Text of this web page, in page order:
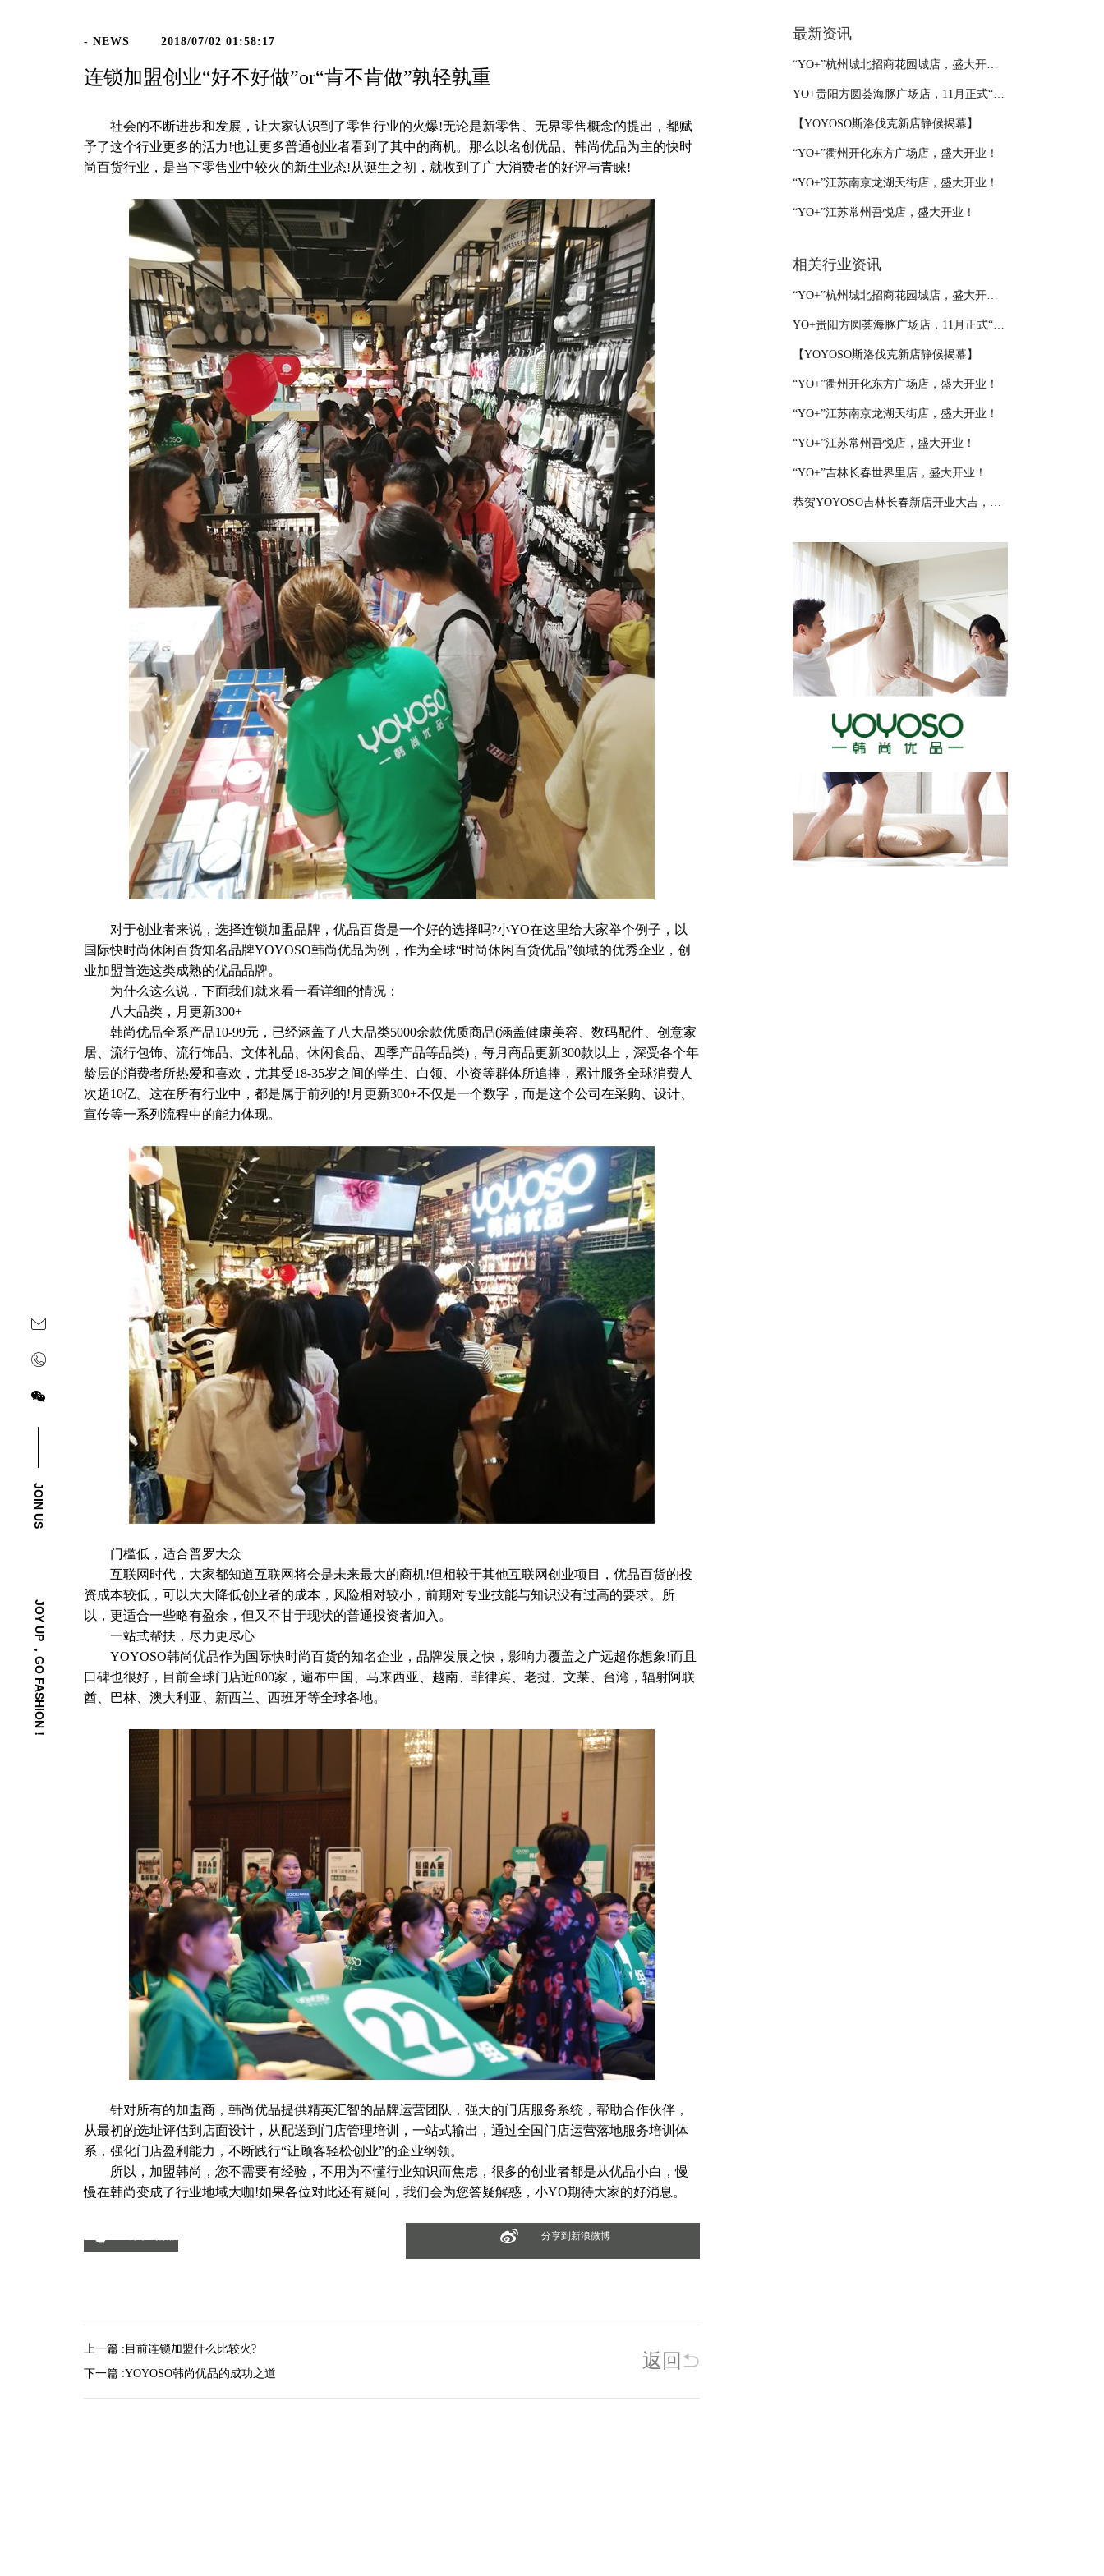
关注yoyoso抖音号
JOIN US
JOY UP ，GO FASHION！
- NEWS 2018/07/02 01:58:17
连锁加盟创业“好不好做”or“肯不肯做”孰轻孰重
社会的不断进步和发展，让大家认识到了零售行业的火爆!无论是新零售、无界零售概念的提出，都赋
予了这个行业更多的活力!也让更多普通创业者看到了其中的商机。那么以名创优品、韩尚优品为主的快时
尚百货行业，是当下零售业中较火的新生业态!从诞生之初，就收到了广大消费者的好评与青睐!
对于创业者来说，选择连锁加盟品牌，优品百货是一个好的选择吗?小YO在这里给大家举个例子，以
国际快时尚休闲百货知名品牌YOYOSO韩尚优品为例，作为全球“时尚休闲百货优品”领域的优秀企业，创
业加盟首选这类成熟的优品品牌。
为什么这么说，下面我们就来看一看详细的情况：
八大品类，月更新300+
韩尚优品全系产品10-99元，已经涵盖了八大品类5000余款优质商品(涵盖健康美容、数码配件、创意家
居、流行包饰、流行饰品、文体礼品、休闲食品、四季产品等品类)，每月商品更新300款以上，深受各个年
龄层的消费者所热爱和喜欢，尤其受18-35岁之间的学生、白领、小资等群体所追捧，累计服务全球消费人
次超10亿。这在所有行业中，都是属于前列的!月更新300+不仅是一个数字，而是这个公司在采购、设计、
宣传等一系列流程中的能力体现。
门槛低，适合普罗大众
互联网时代，大家都知道互联网将会是未来最大的商机!但相较于其他互联网创业项目，优品百货的投
资成本较低，可以大大降低创业者的成本，风险相对较小，前期对专业技能与知识没有过高的要求。所
以，更适合一些略有盈余，但又不甘于现状的普通投资者加入。
一站式帮扶，尽力更尽心
YOYOSO韩尚优品作为国际快时尚百货的知名企业，品牌发展之快，影响力覆盖之广远超你想象!而且
口碑也很好，目前全球门店近800家，遍布中国、马来西亚、越南、菲律宾、老挝、文莱、台湾，辐射阿联
酋、巴林、澳大利亚、新西兰、西班牙等全球各地。
针对所有的加盟商，韩尚优品提供精英汇智的品牌运营团队，强大的门店服务系统，帮助合作伙伴，
从最初的选址评估到店面设计，从配送到门店管理培训，一站式输出，通过全国门店运营落地服务培训体
系，强化门店盈利能力，不断践行“让顾客轻松创业”的企业纲领。
所以，加盟韩尚，您不需要有经验，不用为不懂行业知识而焦虑，很多的创业者都是从优品小白，慢
慢在韩尚变成了行业地域大咖!如果各位对此还有疑问，我们会为您答疑解惑，小YO期待大家的好消息。
分享到新浪微博
上一篇 : 目前连锁加盟什么比较火?
下一篇 :YOYOSO韩尚优品的成功之道
返回
最新资讯
“YO+”杭州城北招商花园城店，盛大开业！
YO+贵阳方圆荟海豚广场店，11月正式“开闸放鱼”！
【YOYOSO斯洛伐克新店静候揭幕】
“YO+”衢州开化东方广场店，盛大开业！
“YO+”江苏南京龙湖天街店，盛大开业！
“YO+”江苏常州吾悦店，盛大开业！
相关行业资讯
“YO+”杭州城北招商花园城店，盛大开业！
YO+贵阳方圆荟海豚广场店，11月正式“开闸放鱼”！
【YOYOSO斯洛伐克新店静候揭幕】
“YO+”衢州开化东方广场店，盛大开业！
“YO+”江苏南京龙湖天街店，盛大开业！
“YO+”江苏常州吾悦店，盛大开业！
“YO+”吉林长春世界里店，盛大开业！
恭贺YOYOSO吉林长春新店开业大吉，大卖特卖